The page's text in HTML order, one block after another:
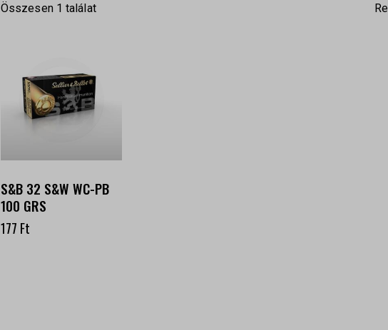
Összesen 1 találat
S&B 32 S&W WC-PB
100 GRS
177 Ft